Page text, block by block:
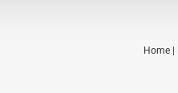
Home